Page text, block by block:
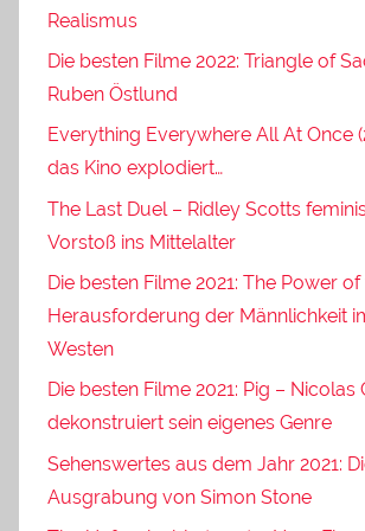
Realismus
Die besten Filme 2022: Triangle of
Ruben Östlund
Everything Everywhere All At Once
das Kino explodiert…
The Last Duel – Ridley Scotts
Vorstoß ins Mittelalter
Die besten Filme 2021: The Power
Herausforderung der Männlichkeit
Westen
Die besten Filme 2021: Pig – Nicolas
dekonstruiert sein eigenes Genre
Sehenswertes aus dem Jahr 2021:
Ausgrabung von Simon Stone